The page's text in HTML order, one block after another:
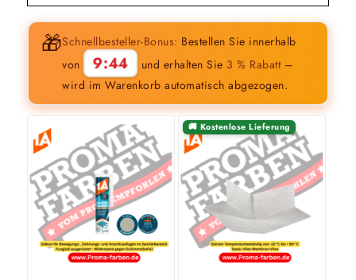
🎁Schnellbesteller-Bonus: Bestellen Sie innerhalb
von
9:43 und erhalten Sie 3 % Rabatt –
wird im Warenkorb automatisch abgezogen.
🚚 Kostenlose Lieferung